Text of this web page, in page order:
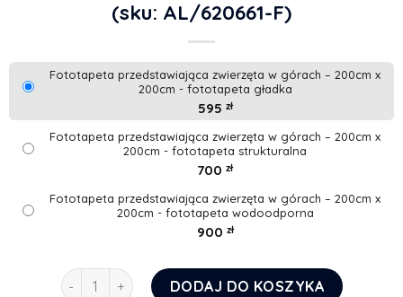
(sku: AL/620661-F)
Fototapeta przedstawiająca zwierzęta w górach – 200cm x
200cm - fototapeta gładka
595 zł
Fototapeta przedstawiająca zwierzęta w górach – 200cm x
200cm - fototapeta strukturalna
700 zł
Fototapeta przedstawiająca zwierzęta w górach – 200cm x
200cm - fototapeta wodoodporna
900 zł
ilość Fototapeta przedstawiająca zwierzęta w
DODAJ DO KOSZYKA